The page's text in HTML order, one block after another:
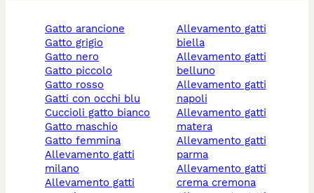
gatto arancione
gatto grigio
gatto nero
gatto piccolo
gatto rosso
gatti con occhi blu
cuccioli gatto bianco
gatto maschio
gatto femmina
allevamento gatti
milano
allevamento gatti
allevamento gatti
biella
allevamento gatti
belluno
allevamento gatti
napoli
allevamento gatti
matera
allevamento gatti
parma
allevamento gatti
crema cremona